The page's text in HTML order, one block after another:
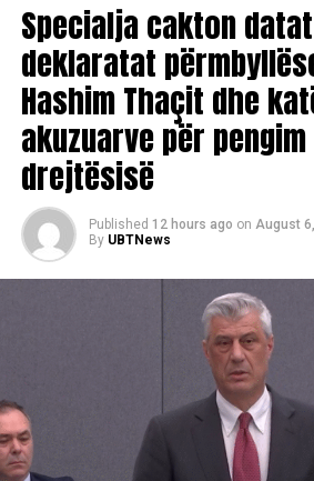
Specialja cakton
deklaratat
Hashim Thaçit dhe
akuzuarve për
drejtësisë
Published 12 hours ago on August
By UBTNews